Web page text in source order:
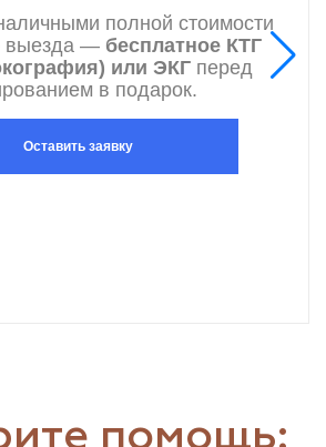
полной стоимости
выезда — бесплатное КТГ
или ЭКГперед
в подарок.
Оставить заявку
помощь: